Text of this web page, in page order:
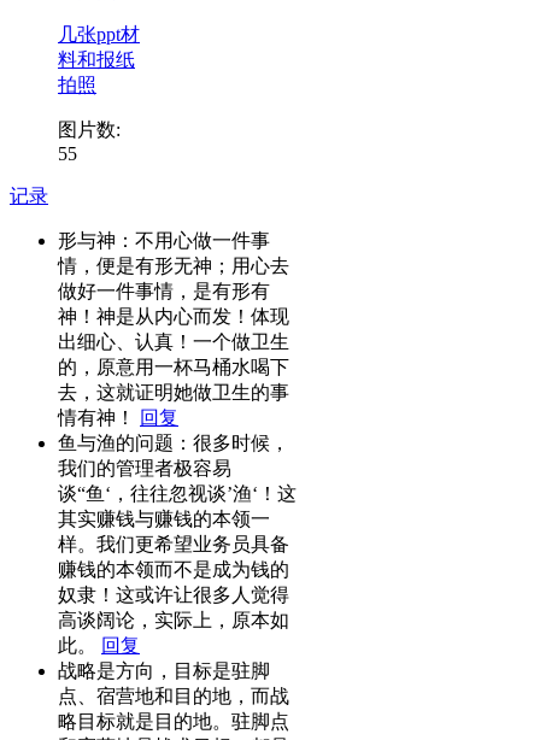
几张ppt材
料和报纸
拍照
图片数:
55
记录
形与神：不用心做一件事
情，便是有形无神；用心去
做好一件事情，是有形有
神！神是从内心而发！体现
出细心、认真！一个做卫生
的，原意用一杯马桶水喝下
去，这就证明她做卫生的事
情有神！
回复
鱼与渔的问题：很多时候，
我们的管理者极容易
谈“鱼‘，往往忽视谈’渔‘！这
其实赚钱与赚钱的本领一
样。我们更希望业务员具备
赚钱的本领而不是成为钱的
奴隶！这或许让很多人觉得
高谈阔论，实际上，原本如
此。
回复
战略是方向，目标是驻脚
点、宿营地和目的地，而战
略目标就是目的地。驻脚点